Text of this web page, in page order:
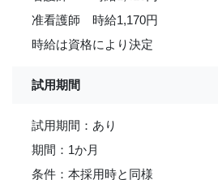
准看護師 時給1,170円
時給は資格により決定
試用期間
試用期間：あり
期間：1か月
条件：本採用時と同様